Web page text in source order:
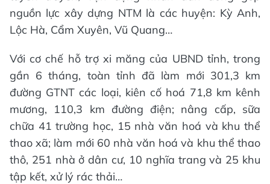
nguồn lực xây dựng NTM là các huyện: Kỳ Anh,
Lộc Hà, Cẩm Xuyên, Vũ Quang…
Với cơ chế hỗ trợ xi măng của UBND tỉnh, trong
gần 6 tháng, toàn tỉnh đã làm mới 301,3 km
đường GTNT các loại, kiên cố hoá 71,8 km kênh
mương, 110,3 km đường điện; nâng cấp, sữa
chữa 41 trường học, 15 nhà văn hoá và khu thể
thao xã; làm mới 60 nhà văn hoá và khu thể thao
thô, 251 nhà ở dân cư, 10 nghĩa trang và 25 khu
tập kết, xử lý rác thải…